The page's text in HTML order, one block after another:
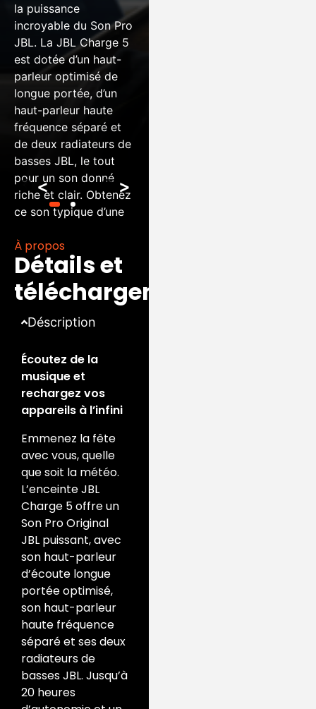
<
la puissance
incroyable du Son Pro
JBL. La JBL Charge 5
est dotée d’un haut-
parleur optimisé de
longue portée, d’un
haut-parleur haute
fréquence séparé et
de deux radiateurs de
basses JBL, le tout
pour un son donné
riche et clair. Obtenez
ce son typique d’une
l’extérieur.
>
À propos
Détails et
téléchargements
Déscription
Écoutez de la
musique et
rechargez vos
appareils à l’infini
Emmenez la fête
avec vous, quelle
que soit la météo.
L’enceinte JBL
Charge 5 offre un
Son Pro Original
JBL puissant, avec
son haut-parleur
d’écoute longue
portée optimisé,
son haut-parleur
haute fréquence
séparé et ses deux
radiateurs de
basses JBL. Jusqu’à
20 heures